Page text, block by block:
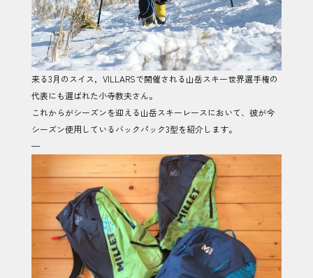
来る3月のスイス，VILLARSで開催される山岳スキー世界選手権の
代表にも選ばれた小寺教夫さん。
これからがシーズンを迎える山岳スキーレースにおいて、彼が今
シーズン使用しているバックパック3型を紹介します。
—